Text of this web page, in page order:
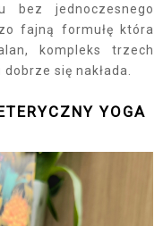
bez jednoczesnego
fajną formułę która
kompleks trzech
się nakłada.
YOGA